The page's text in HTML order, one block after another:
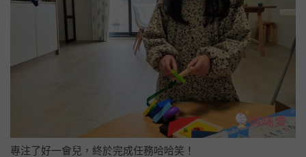
專注了好一會兒，終於完成任務哈哈笑！